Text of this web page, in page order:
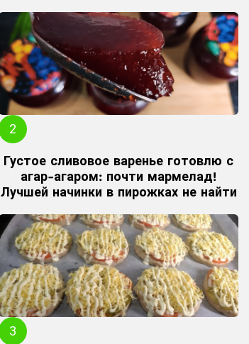
Густое сливовое варенье готовлю с
агар-агаром: почти мармелад!
Лучшей начинки в пирожках не найти